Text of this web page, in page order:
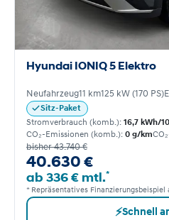
Hyundai IONIQ 5 Elektro
Neufahrzeug11 km125 kW (170 PS)
Sitz-Paket
Stromverbrauch (komb.): 16,7 kWh/
CO₂-Emissionen (komb.): 0 g/km
bisher 43.740 €
40.630 €
ab 336 € mtl.*
* Repräsentatives Finanzierungsbeispiel
⚡Schnell